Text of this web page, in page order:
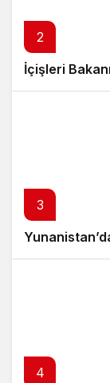
2
İçişleri
3
4